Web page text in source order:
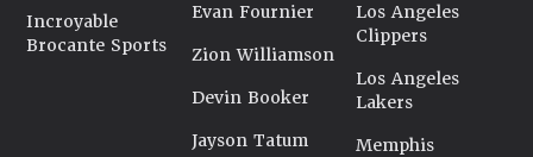
Incroyable
Brocante Sports
Evan Fournier
Zion Williamson
Devin Booker
Jayson Tatum
Los Angeles
Clippers
Los Angeles
Lakers
Memphis